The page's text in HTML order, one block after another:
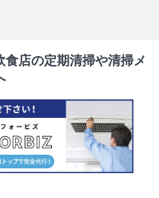
店の定期清掃や清掃メ